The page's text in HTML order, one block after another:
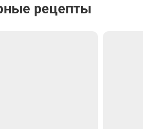
рецепты